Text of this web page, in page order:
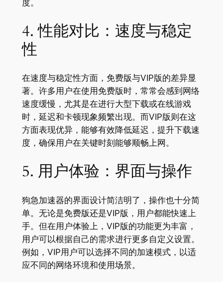
度。
4. 性能对比：速度与稳定
性
在速度与稳定性方面，免费版与VIP版的差异显
著。许多用户在使用免费版时，常常会感到网络
速度缓慢，尤其是在进行大型下载或在线游戏
时，延迟和卡顿现象频繁出现。而VIP版则在这
方面表现优异，能够有效降低延迟，提升下载速
度，确保用户在关键时刻能够顺畅上网。
5. 用户体验：界面与操作
狗急加速器的界面设计简洁明了，操作也十分简
单。无论是免费版还是VIP版，用户都能快速上
手。但在用户体验上，VIP版的功能更为丰富，
用户可以根据自己的需求进行更多自定义设置。
例如，VIP用户可以选择不同的加速模式，以适
应不同的网络环境和使用场景。